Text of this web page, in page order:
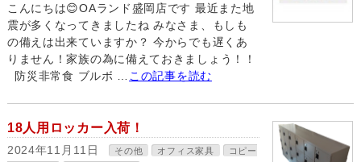
こんにちは😊OAランド盛岡店です 最近また地
震が多くなってきましたね みなさま、もしも
の備えは出来ていますか？ 今からでも遅くあ
りません！家族の為に備えておきましょう！！
防災非常食 ブルボ …
この記事を読む
18人用ロッカー入荷！
2024年11月11日 その他 オフィス家具
コピー